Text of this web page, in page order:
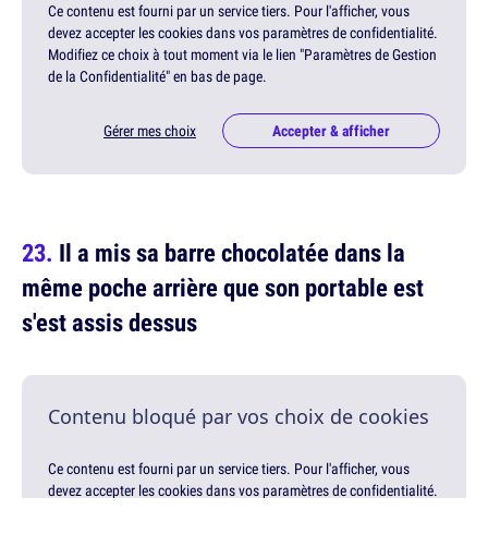
Ce contenu est fourni par un service tiers. Pour l'afficher, vous
devez accepter les cookies dans vos paramètres de confidentialité.
Modifiez ce choix à tout moment via le lien "Paramètres de Gestion
de la Confidentialité" en bas de page.
Gérer mes choix Accepter & afficher
Il a mis sa barre chocolatée dans la
même poche arrière que son portable est
s'est assis dessus
Contenu bloqué par vos choix de cookies
Ce contenu est fourni par un service tiers. Pour l'afficher, vous
devez accepter les cookies dans vos paramètres de confidentialité.